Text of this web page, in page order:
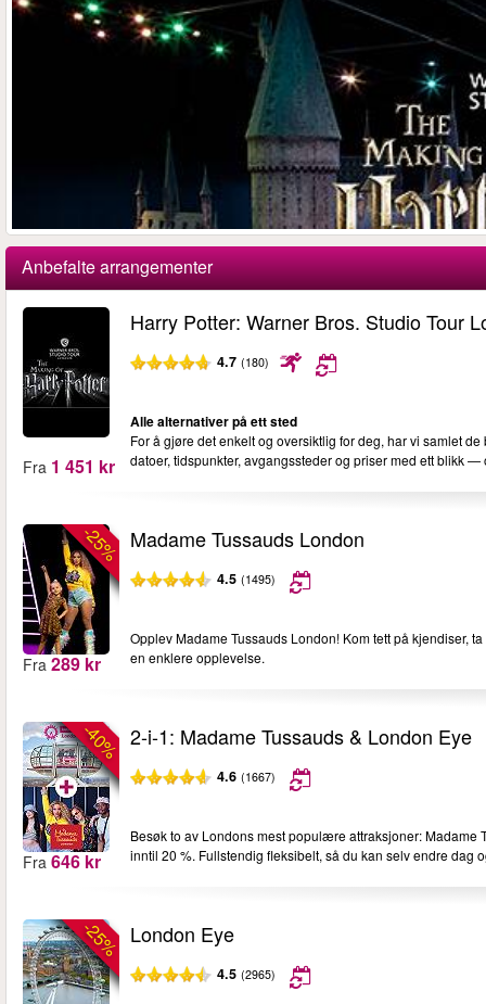
Anbefalte arrangementer
Harry Potter: Warner Bros. Studio Tour
4.7 (180)
Alle alternativer på ett sted
For å gjøre det enkelt og oversiktlig for deg, har vi samlet
datoer, tidspunkter, avgangssteder og priser med ett blikk
Fra 1 451 kr
-25% Madame Tussauds London
4.5 (1495)
Opplev Madame Tussauds London! Kom tett på kjendiser,
en enklere opplevelse.
Fra 289 kr
-40% 2-i-1: Madame Tussauds & London Eye
4.6 (1667)
Besøk to av Londons mest populære attraksjoner: Madame
inntil 20 %. Fullstendig fleksibelt, så du kan selv endre dag
Fra 646 kr
-25% London Eye
4.5 (2965)